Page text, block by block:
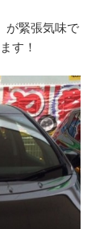
が緊張気味で
す！